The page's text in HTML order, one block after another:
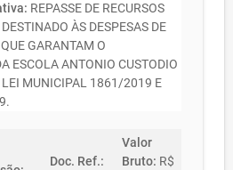
REPASSE DE RECURSOS
ÀS DESPESAS DE
GARANTAM O
ESCOLA ANTONIO CUSTODIO
LEI MUNICIPAL 1861/2019 E
Doc. Ref.:
Valor
Bruto: R$